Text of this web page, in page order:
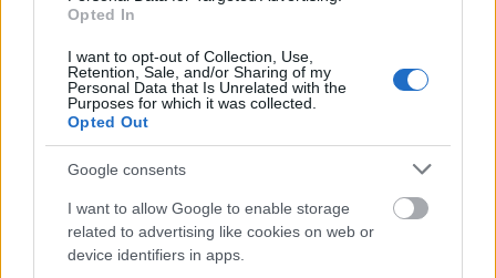
Opted In
I want to opt-out of Collection, Use,
Retention, Sale, and/or Sharing of my
Personal Data that Is Unrelated with the
Purposes for which it was collected.
Opted Out
Google consents
I want to allow Google to enable storage
related to advertising like cookies on web or
device identifiers in apps.
A láthatatlan hõs
• 2003. május 03.